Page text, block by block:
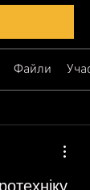
Файли